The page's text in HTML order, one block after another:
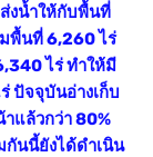
งน้ำให้กับพื้นที่
พื้นที่ 6,260 ไร่
ไร่ ทำให้มี
ปัจจุบันอ่างเก็บ
แล้วกว่า 80%
นนี้ยังได้ดำเนิน